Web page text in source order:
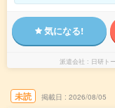
気になる!
派遣会社 日研ト
未読 掲載日 2026/08/05